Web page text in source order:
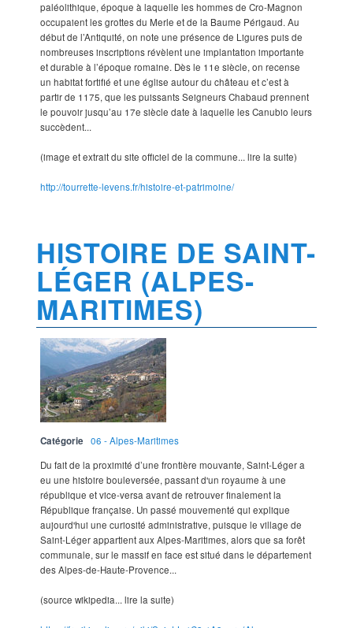
paléolithique, époque à laquelle les hommes de Cro-Magnon
occupaient les grottes du Merle et de la Baume Périgaud. Au
début de l’Antiquité, on note une présence de Ligures puis de
nombreuses inscriptions révèlent une implantation importante
et durable à l’époque romaine. Dès le 11e siècle, on recense
un habitat fortifié et une église autour du château et c’est à
partir de 1175, que les puissants Seigneurs Chabaud prennent
le pouvoir jusqu’au 17e siècle date à laquelle les Canubio leurs
succèdent...
(image et extrait du site officiel de la commune... lire la suite)
http://tourrette-levens.fr/histoire-et-patrimoine/
HISTOIRE DE SAINT-
LÉGER (ALPES-
MARITIMES)
Catégorie
06 - Alpes-Maritimes
Du fait de la proximité d’une frontière mouvante, Saint-Léger a
eu une histoire bouleversée, passant d'un royaume à une
république et vice-versa avant de retrouver finalement la
République française. Un passé mouvementé qui explique
aujourd'hui une curiosité administrative, puisque le village de
Saint-Léger appartient aux Alpes-Maritimes, alors que sa forêt
communale, sur le massif en face est situé dans le département
des Alpes-de-Haute-Provence...
(source wikipedia... lire la suite)